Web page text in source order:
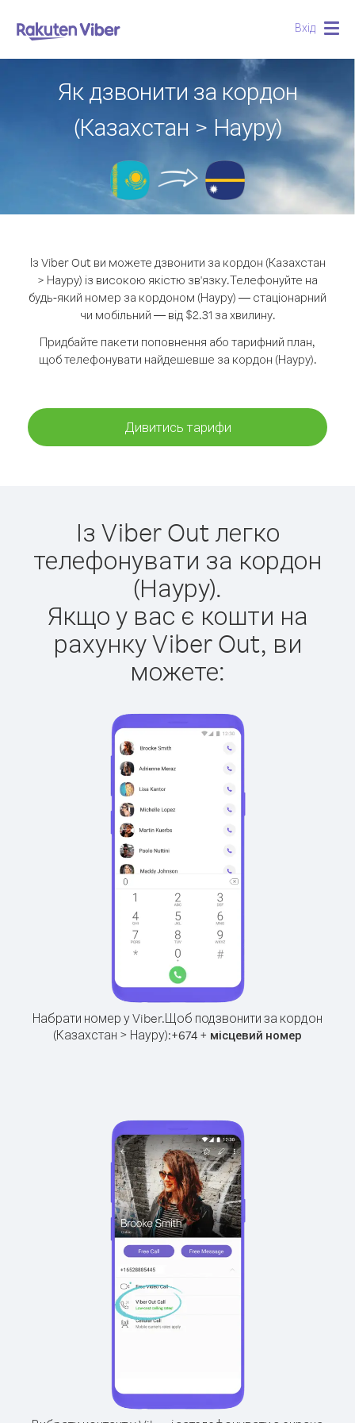
Вхід
Як дзвонити за кордон
(Казахстан > Науру)
Із Viber Out ви можете дзвонити за кордон (Казахстан
> Науру) із високою якістю зв'язку.Телефонуйте на
будь-який номер за кордоном (Науру) — стаціонарний
чи мобільний — від $2.31 за хвилину.
Придбайте пакети поповнення або тарифний план,
щоб телефонувати найдешевше за кордон (Науру).
Дивитись тарифи
Із Viber Out легко
телефонувати за кордон
(Науру).
Якщо у вас є кошти на
рахунку Viber Out, ви
можете:
Набрати номер у Viber.Щоб подзвонити за кордон
(Казахстан > Науру):+674 + місцевий номер